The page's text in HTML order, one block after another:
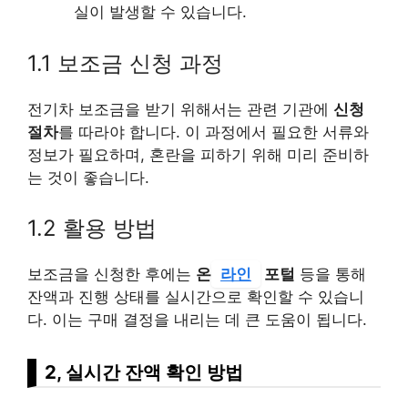
실이 발생할 수 있습니다.
1.1 보조금 신청 과정
전기차 보조금을 받기 위해서는 관련 기관에 신청
절차를 따라야 합니다. 이 과정에서 필요한 서류와
정보가 필요하며, 혼란을 피하기 위해 미리 준비하
는 것이 좋습니다.
1.2 활용 방법
보조금을 신청한 후에는 온 라인 포털 등을 통해
잔액과 진행 상태를 실시간으로 확인할 수 있습니
다. 이는 구매 결정을 내리는 데 큰 도움이 됩니다.
2, 실시간 잔액 확인 방법